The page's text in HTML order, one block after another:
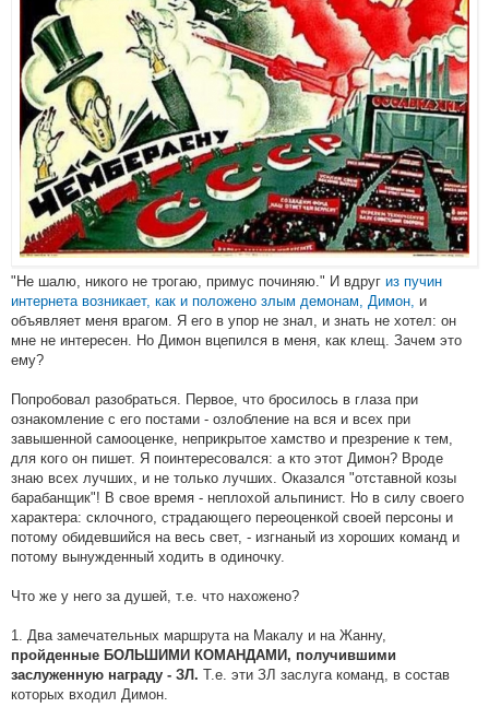
"Не шалю, никого не трогаю, примус починяю." И вдруг из пучин
интернета возникает, как и положено злым демонам, Димон, и
объявляет меня врагом. Я его в упор не знал, и знать не хотел: он
мне не интересен. Но Димон вцепился в меня, как клещ. Зачем это
ему?
Попробовал разобраться. Первое, что бросилось в глаза при
ознакомление с его постами - озлобление на вся и всех при
завышенной самооценке, неприкрытое хамство и презрение к тем,
для кого он пишет. Я поинтересовался: а кто этот Димон? Вроде
знаю всех лучших, и не только лучших. Оказался "отставной козы
барабанщик"! В свое время - неплохой альпинист. Но в силу своего
характера: склочного, страдающего переоценкой своей персоны и
потому обидевшийся на весь свет, - изгнаный из хороших команд и
потому вынужденный ходить в одиночку.
Что же у него за душей, т.е. что нахожено?
1. Два замечательных маршрута на Макалу и на Жанну,
пройденные БОЛЬШИМИ КОМАНДАМИ, получившими
заслуженную награду - ЗЛ. Т.е. эти ЗЛ заслуга команд, в состав
которых входил Димон.